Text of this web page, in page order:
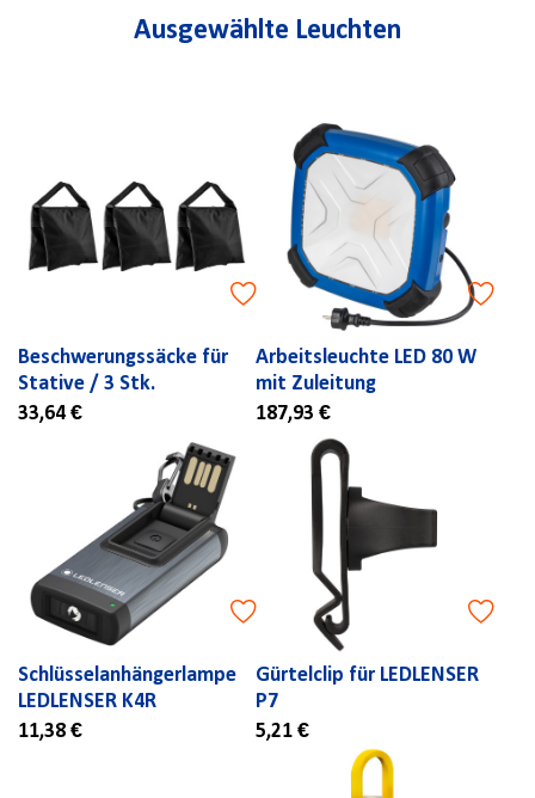
Ausgewählte Leuchten
Beschwerungssäcke für
Stative / 3 Stk.
33,64 €
Arbeitsleuchte LED 80 W
mit Zuleitung
187,93 €
Schlüsselanhängerlampe
LEDLENSER K4R
11,38 €
Gürtelclip für LEDLENSER
P7
5,21 €